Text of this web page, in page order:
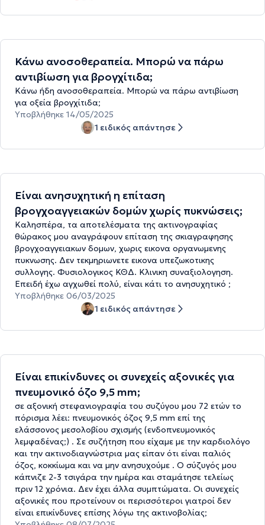
Κάνω ανοσοθεραπεία. Μπορώ να πάρω
αντιβίωση για βρογχίτιδα;
Κάνω ήδη ανοσοθεραπεία. Μπορώ να πάρω αντιβίωση
για οξεία βρογχίτιδα;
Υποβλήθηκε 14/05/2025
1 ειδικός απάντησε
Είναι ανησυχητική η επίταση
βρογχοαγγειακών δομών χωρίς πυκνώσεις;
Καλησπέρα, τα αποτελέσματα της ακτινογραφίας
θώρακος μου αναγράφουν επίταση της σκιαγραφησης
βρογχοαγγειακων δομων, χωρις εικονα οργανωμενης
πυκνωσης. Δεν τεκμηριωνετε εικονα υπεζωκοτικης
συλλογης. Φυσιολογικος ΚΘΔ. Κλινικη συναξιολογηση.
Επειδή έχω αγχωθεί πολύ, είναι κάτι το ανησυχητικό ;
Υποβλήθηκε 06/03/2025
1 ειδικός απάντησε
Είναι επικίνδυνες οι συνεχείς αξονικές για
πνευμονικό όζο 9,5 mm;
σε αξονική στεφανιογραφία του συζύγου μου 72 ετών το
πόρισμα λέει: πνευμονικός όζος 9,5 mm επί της
ελάσσονος μεσολοβίου σχισμής (ενδοπνευμονικός
λεμφαδένας;) . Σε συζήτηση που είχαμε με την καρδιολόγο
και την ακτινοδιαγνώστρια μας είπαν ότι είναι παλιός
όζος, κοκκίωμα και να μην ανησυχούμε . Ο σύζυγός μου
κάπνιζε 2-3 τσιγάρα την ημέρα και σταμάτησε τελείως
πριν 12 χρόνια. Δεν έχει άλλα συμπτώματα. Οι συνεχείς
αξονικές που προτείνουν οι περισσότεροι γιατροί δεν
είναι επικίνδυνες επίσης λόγω της ακτινοβολίας;